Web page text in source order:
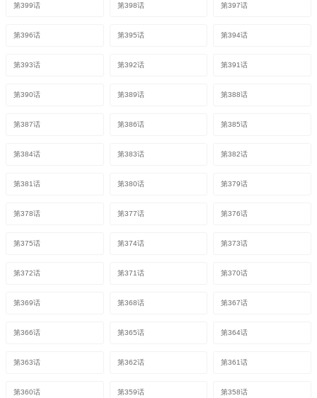
第399话 第398话 第397话
第396话 第395话 第394话
第393话 第392话 第391话
第390话 第389话 第388话
第387话 第386话 第385话
第384话 第383话 第382话
第381话 第380话 第379话
第378话 第377话 第376话
第375话 第374话 第373话
第372话 第371话 第370话
第369话 第368话 第367话
第366话 第365话 第364话
第363话 第362话 第361话
第360话 第359话 第358话